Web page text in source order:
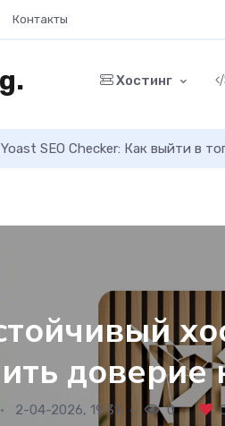
Контакты
Хостинг
Yoast SEO Checker: Как выйти в
доверие
2-04-2026, 19:31 0